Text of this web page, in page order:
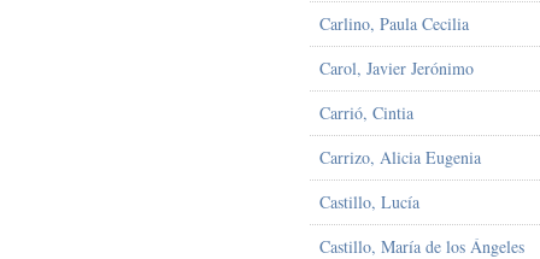
Carlino, Paula Cecilia
Carol, Javier Jerónimo
Carrió, Cintia
Carrizo, Alicia Eugenia
Castillo, Lucía
Castillo, María de los Ángeles